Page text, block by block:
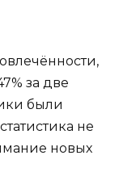
за две
были
не
новых